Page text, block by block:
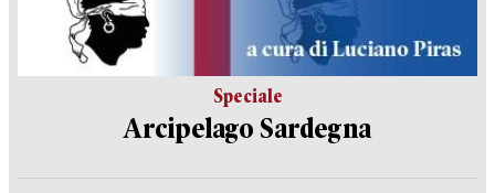
Speciale
Arcipelago Sardegna